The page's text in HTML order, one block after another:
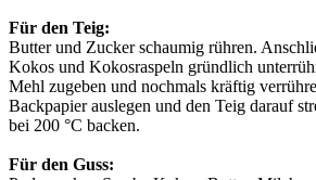
Für den Teig:
Butter und Zucker schaumig rühren.
Kokos und Kokosraspeln gründlich
Mehl zugeben und nochmals kräftig
Backpapier auslegen und den Teig darauf
bei 200 °C backen.
Für den Guss: